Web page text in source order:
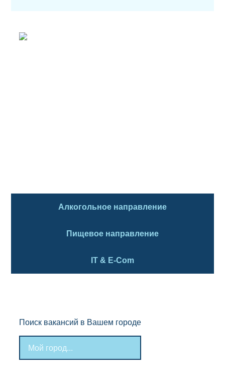
Алкогольное направление
Пищевое направление
IT & E-Com
Поиск вакансий в Вашем городе